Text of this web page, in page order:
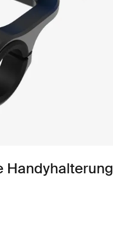
Handyhalterung